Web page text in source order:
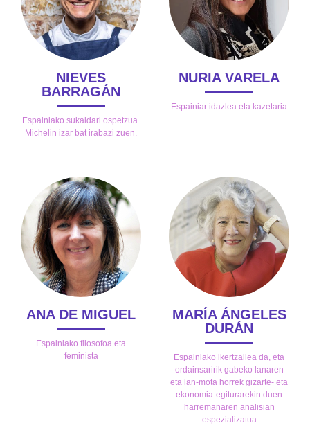
NIEVES
BARRAGÁN
Espainiako sukaldari ospetzua.
Michelin izar bat irabazi zuen.
NURIA VARELA
Espainiar idazlea eta kazetaria
ANA DE MIGUEL
Espainiako filosofoa eta
feminista
MARÍA ÁNGELES
DURÁN
Espainiako ikertzailea da, eta
ordainsaririk gabeko lanaren
eta lan-mota horrek gizarte- eta
ekonomia-egiturarekin duen
harremanaren analisian
espezializatua